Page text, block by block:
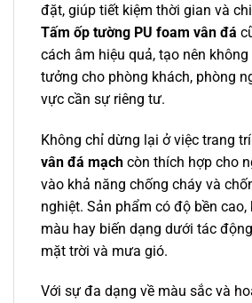
đặt, giúp tiết kiệm thời gian và
Tấm ốp tường PU foam vân đá
cách âm hiệu quả, tạo nên
tưởng cho phòng khách, phòng
vực cần sự riêng tư.
Không chỉ dừng lại ở việc trang
vân đá mạch còn thích hợp cho
vào khả năng chống cháy và
nghiệt. Sản phẩm có độ bền cao,
màu hay biến dạng dưới tác
mặt trời và mưa gió.
Với sự đa dạng về màu sắc và